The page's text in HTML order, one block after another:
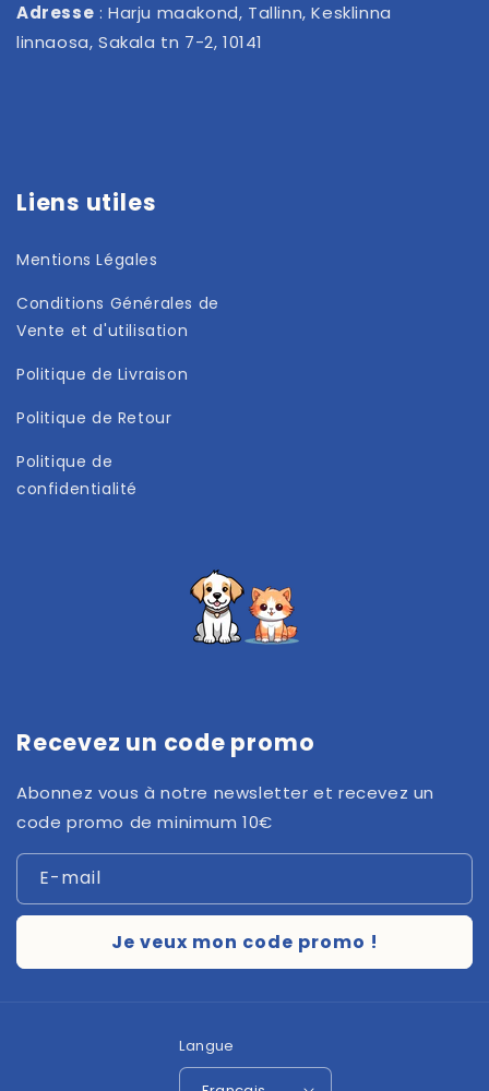
Adresse : Harju maakond, Tallinn, Kesklinna
linnaosa, Sakala tn 7-2, 10141
Liens utiles
Mentions Légales
Conditions Générales de
Vente et d'utilisation
Politique de Livraison
Politique de Retour
Politique de
confidentialité
Recevez un code promo
Abonnez vous à notre newsletter et recevez un
code promo de minimum 10€
E-mail
Je veux mon code promo !
Langue